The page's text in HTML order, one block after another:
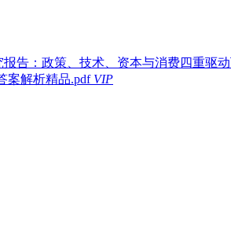
告：政策、技术、资本与消费四重驱
案解析精品.pdf VIP